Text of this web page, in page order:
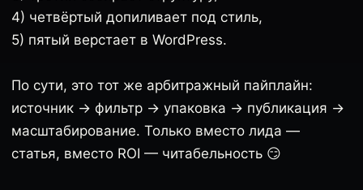
4) четвёртый допиливает под стиль,
5) пятый верстает в WordPress.
По сути, это тот же арбитражный пайплайн:
источник → фильтр → упаковка → публикация →
масштабирование. Только вместо лида —
статья, вместо ROI — читабельность 😏